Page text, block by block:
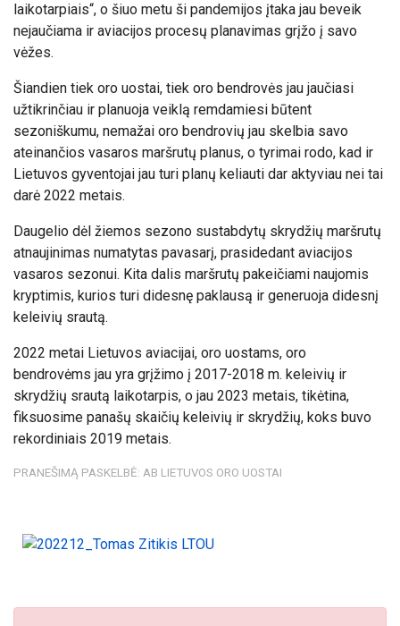
laikotarpiais“, o šiuo metu ši pandemijos įtaka jau beveik
nejaučiama ir aviacijos procesų planavimas grįžo į savo
vėžes.
Šiandien tiek oro uostai, tiek oro bendrovės jau jaučiasi
užtikrinčiau ir planuoja veiklą remdamiesi būtent
sezoniškumu, nemažai oro bendrovių jau skelbia savo
ateinančios vasaros maršrutų planus, o tyrimai rodo, kad ir
Lietuvos gyventojai jau turi planų keliauti dar aktyviau nei tai
darė 2022 metais.
Daugelio dėl žiemos sezono sustabdytų skrydžių maršrutų
atnaujinimas numatytas pavasarį, prasidedant aviacijos
vasaros sezonui. Kita dalis maršrutų pakeičiami naujomis
kryptimis, kurios turi didesnę paklausą ir generuoja didesnį
keleivių srautą.
2022 metai Lietuvos aviacijai, oro uostams, oro
bendrovėms jau yra grįžimo į 2017-2018 m. keleivių ir
skrydžių srautą laikotarpis, o jau 2023 metais, tikėtina,
fiksuosime panašų skaičių keleivių ir skrydžių, koks buvo
rekordiniais 2019 metais.
PRANEŠIMĄ PASKELBĖ: AB LIETUVOS ORO UOSTAI